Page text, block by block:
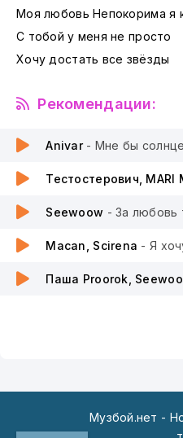
Моя любовь Непокорима я
С тобой у меня не просто
Хочу достать все звёзды
Рекомендации:
Anivar - Мне бы
Тестостерович, MARI
Seewoow - За любовь
Macan, Scirena - Я хочу
Паша Proorok,
Музбой.нет -